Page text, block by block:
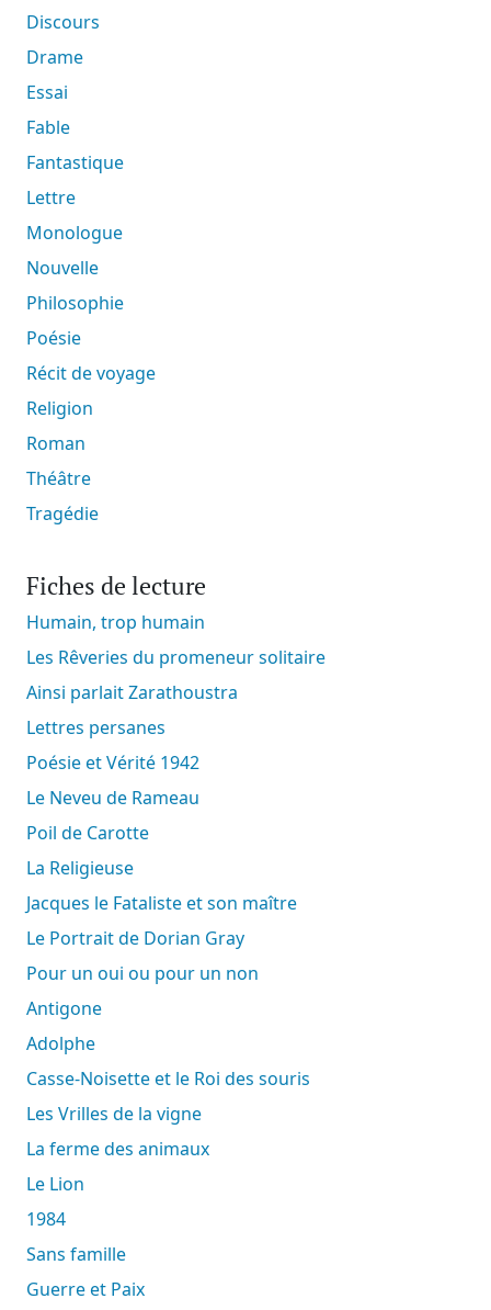
Discours
Drame
Essai
Fable
Fantastique
Lettre
Monologue
Nouvelle
Philosophie
Poésie
Récit de voyage
Religion
Roman
Théâtre
Tragédie
Fiches de lecture
Humain, trop humain
Les Rêveries du promeneur solitaire
Ainsi parlait Zarathoustra
Lettres persanes
Poésie et Vérité 1942
Le Neveu de Rameau
Poil de Carotte
La Religieuse
Jacques le Fataliste et son maître
Le Portrait de Dorian Gray
Pour un oui ou pour un non
Antigone
Adolphe
Casse-Noisette et le Roi des souris
Les Vrilles de la vigne
La ferme des animaux
Le Lion
1984
Sans famille
Guerre et Paix